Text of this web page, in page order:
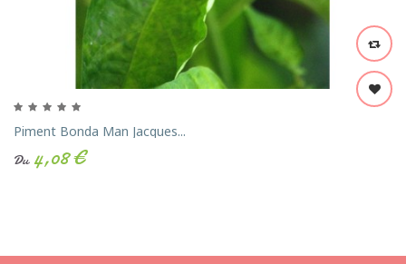
Piment Bonda Man Jacques...
Du 4,08 €